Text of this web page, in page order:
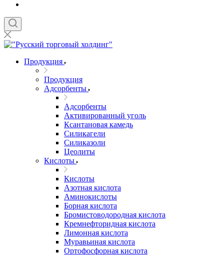
Продукция
Продукция
Адсорбенты
Адсорбенты
Активированный уголь
Ксантановая камедь
Силикагели
Силиказоли
Цеолиты
Кислоты
Кислоты
Азотная кислота
Аминокислоты
Борная кислота
Бромистоводородная кислота
Кремнефторидная кислота
Лимонная кислота
Муравьиная кислота
Ортофосфорная кислота